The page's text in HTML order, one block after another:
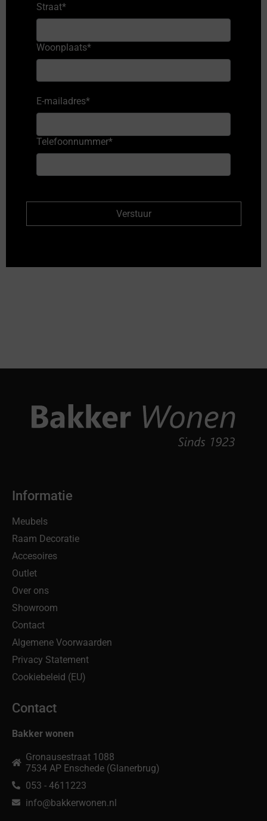
Straat*
Woonplaats*
E-mailadres*
Telefoonnummer*
Verstuur
Informatie
Meubels
Raam Decoratie
Accesoires
Outlet
Over ons
Showroom
Contact
Algemene Voorwaarden
Privacy Statement
Cookiebeleid (EU)
Contact
Bakker wonen
Gronausestraat 1088
7534 AP Enschede (Glanerbrug)
053 - 4611223
info@bakkerwonen.nl